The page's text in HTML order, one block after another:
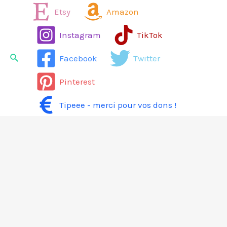
Rechercher
Etsy Amazon
Instagram TikTok
Facebook Twitter
Pinterest
Tipeee - merci pour vos dons !